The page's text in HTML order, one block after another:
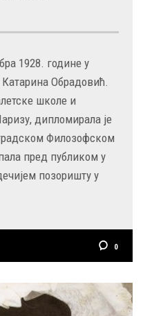
1928. године у
Катарина Обрадовић.
школе и
дипломирала је
Филозофском
пред публиком у
позоришту у
0